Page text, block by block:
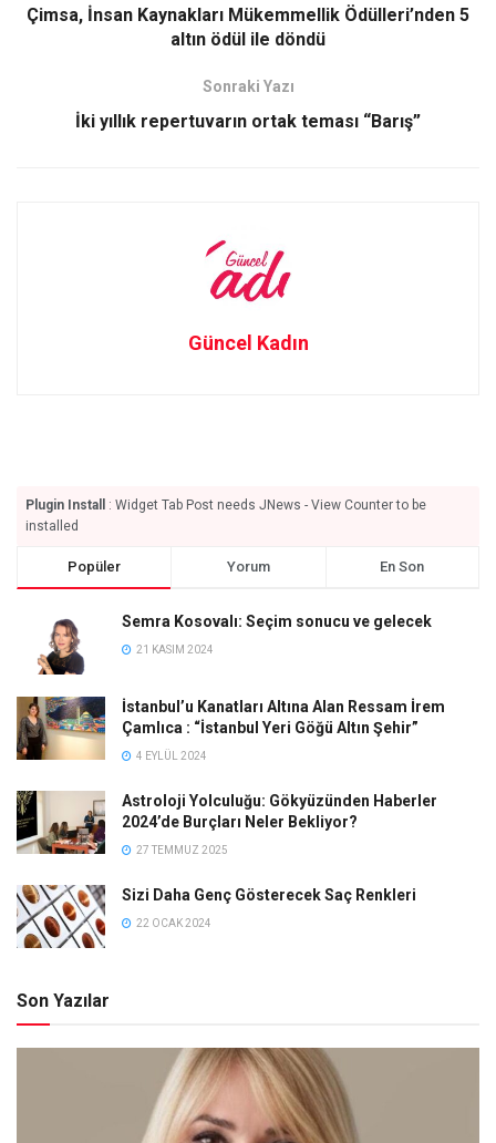
o
o
Çimsa, İnsan Kaynakları Mükemmellik Ödülleri’nden 5
altın ödül ile döndü
Sonraki Yazı
İki yıllık repertuvarın ortak teması “Barış”
Güncel Kadın
Plugin Install
: Widget Tab Post needs JNews - View Counter to be
installed
Popüler Yorum En Son
Semra Kosovalı: Seçim sonucu ve gelecek
21 KASIM 2024
İstanbul’u Kanatları Altına Alan Ressam İrem
Çamlıca : “İstanbul Yeri Göğü Altın Şehir”
4 EYLÜL 2024
Astroloji Yolculuğu: Gökyüzünden Haberler
2024’de Burçları Neler Bekliyor?
27 TEMMUZ 2025
Sizi Daha Genç Gösterecek Saç Renkleri
22 OCAK 2024
Son Yazılar